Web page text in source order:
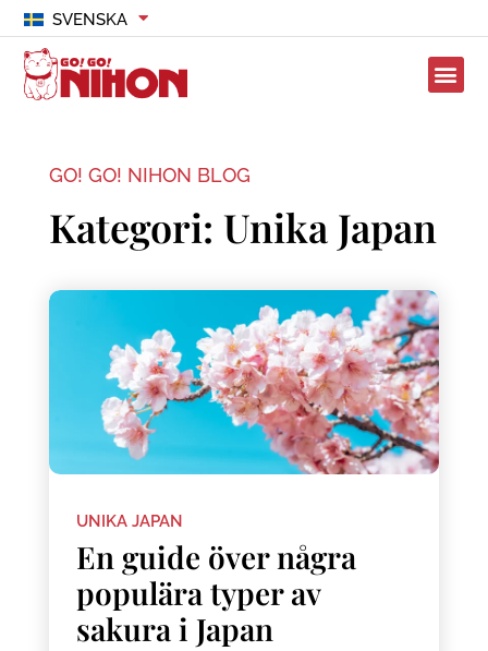
SVENSKA
GO! GO! NIHON BLOG
Kategori: Unika Japan
UNIKA JAPAN
En guide över några
populära typer av
sakura i Japan